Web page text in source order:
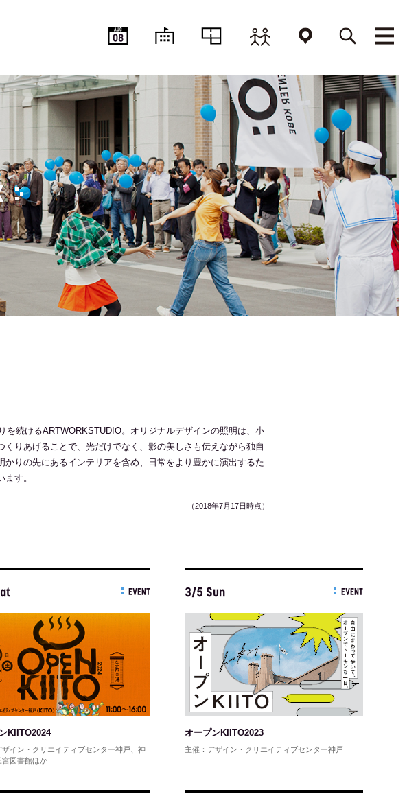
AUG
08
を続けるARTWORKSTUDIO。オリジナルデザインの照明は、小
りあげることで、光だけでなく、影の美しさも伝えながら独自
りの先にあるインテリアを含め、日常をより豊かに演出するた
す。
（2018年7月17日時点）
EVENT
KIITO2024
ザイン・クリエイティブセンター神戸、神
宮図書館ほか
3/5 Sun EVENT
オープンKIITO2023
主催：デザイン・クリエイティブセンター神戸